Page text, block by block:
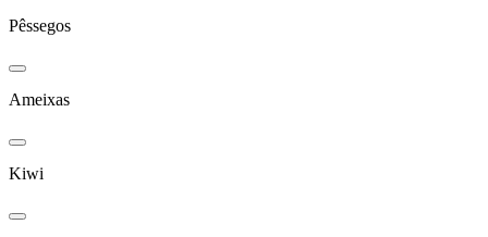
Pêssegos
Ameixas
Kiwi